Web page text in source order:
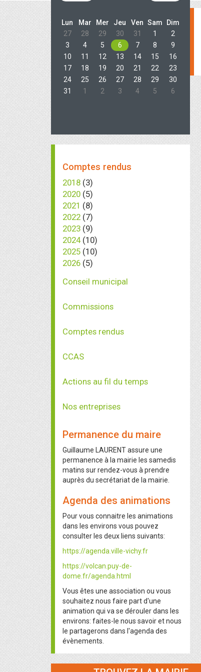
Lun Mar Mer Jeu Ven Sam
Dim
27
28 29 30 31 1
2
3
4 5 6 7 8
9
10
11 12 13 14 15
16
17
18 19 20 21 22
23
24
25 26 27 28 29
30
31
1 2 3 4 5 6
Comptes rendus
2018 (3)
2020 (5)
2021 (8)
2022 (7)
2023 (9)
2024(10)
2025 (10)
2026 (5)
Conseil municipal
Commissions
Comptes rendus
CCAS
Actions au fil du temps
Nos entreprises
Permanence du maire
Guillaume LAURENT assure une
permanence à la mairie les samedis
matins sur rendez-vous à prendre
auprès du secrétariat de la mairie.
Agenda des animations
Pour vous connaitre les animations
dans les environs vous pouvez
consulter les deux liens suivants:
https://agenda.ville-vichy.fr
https://volcan.puy-de-
dome.fr/agenda.html
Vous êtes une association ou vous
souhaitez nous faire part d'une
animation qui va se dérouler dans les
environs: faites-le nous savoir et nous
le partagerons dans l'agenda des
évènements.